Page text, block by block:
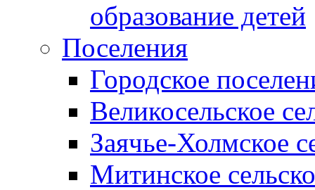
образование детей
Поселения
Городское
Великосельское
Заячье-Холмское
Митинское